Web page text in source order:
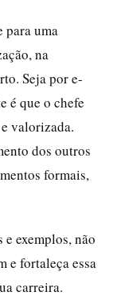
para uma
na
Seja por e-
é que o chefe
valorizada.
dos outros
formais,
exemplos, não
e fortaleça essa
carreira.